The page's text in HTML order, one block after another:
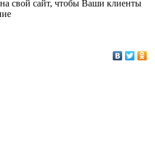
свой сайт, чтобы Ваши клиенты